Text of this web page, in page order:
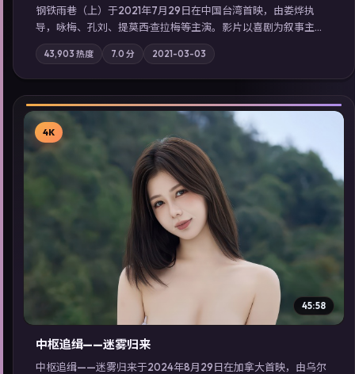
钢铁雨巷（上）于2021年7月29日在中国台湾首映，由娄烨执
导，咏梅、孔刘、提莫西·查拉梅等主演。影片以喜剧为叙事主
轴，一次普通通勤演变成全城关注的生死营救；摄影与配乐强化
地域气质；站内亦可通过「国产免费观看高清电视剧在线看」延
展检索同类型高分佳作，畅享高清在线追剧体验。
43,903 热度 7.0 分 2021-03-03
▶
4K
45:58
中枢追缉——迷雾归来
中枢追缉——迷雾归来于2024年8月29日在加拿大首映，由乌尔